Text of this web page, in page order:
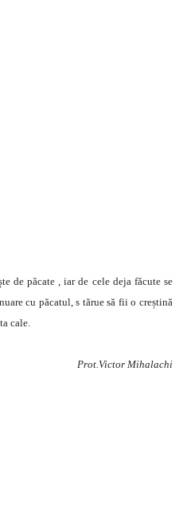
de păcate , iar de cele deja făcute se
cu păcatul, s tărue să fii o creștină
cale.
Prot.Victor Mihalachi